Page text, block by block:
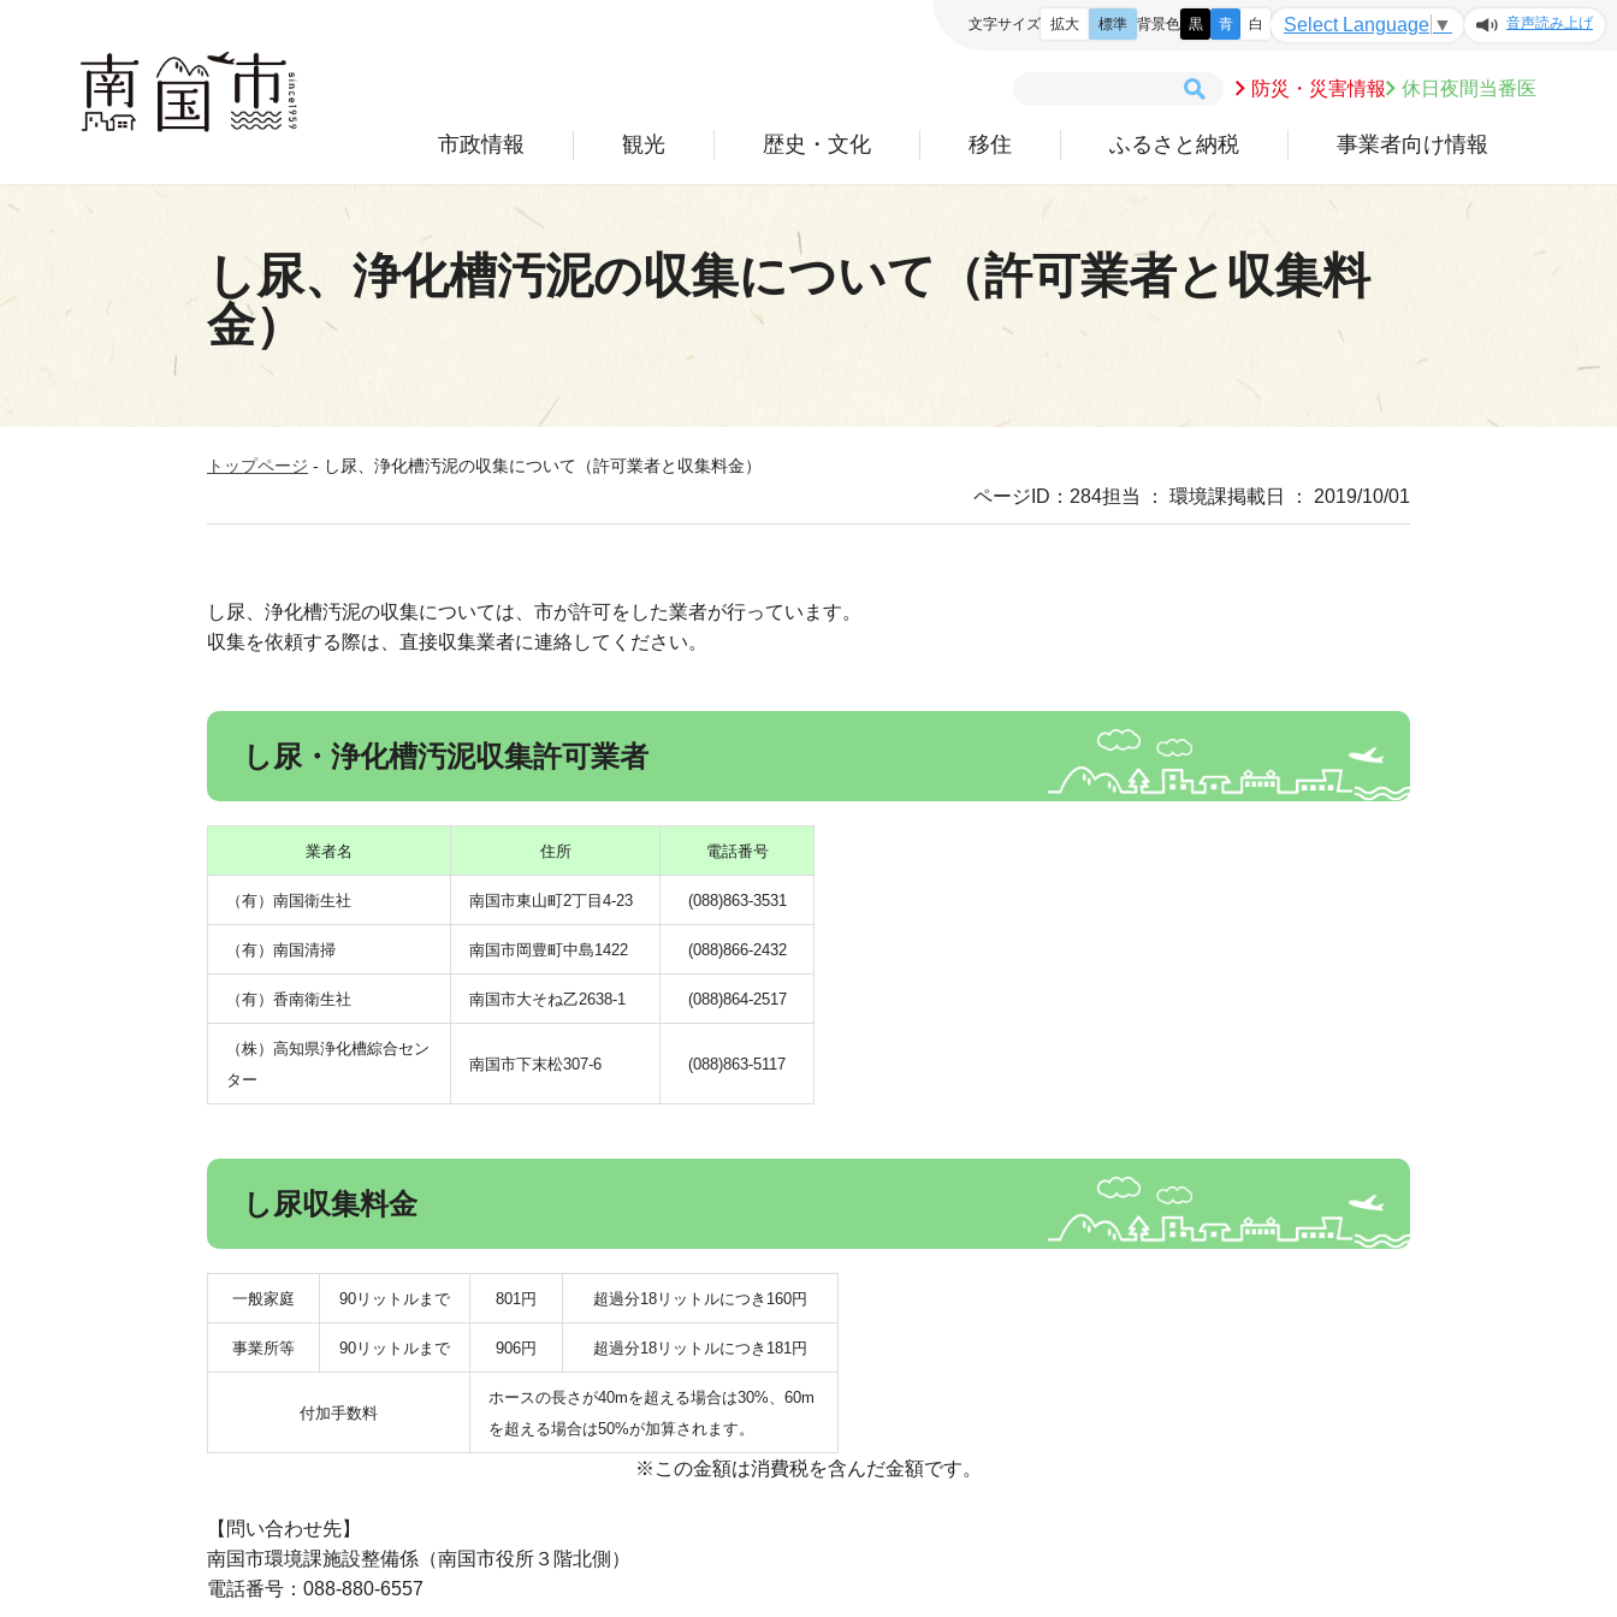
防災・災害情報 休日夜間当番医
市政情報 観光 歴史・文化 移住 ふるさと納税 事業者向け情報
文字サイズ 拡大 標準 背景色 黒 青 白 Select Language ▼ 音声読み上げ
し尿、浄化槽汚泥の収集について（許可業者と収集料
金）
トップページ - し尿、浄化槽汚泥の収集について（許可業者と収集料金）
ページID：284担当 ： 環境課掲載日 ： 2019/10/01
し尿、浄化槽汚泥の収集については、市が許可をした業者が行っています。
収集を依頼する際は、直接収集業者に連絡してください。
し尿・浄化槽汚泥収集許可業者
業者名 住所 電話番号
（有）南国衛生社 南国市東山町2丁目4-23 (088)863-3531
（有）南国清掃 南国市岡豊町中島1422 (088)866-2432
（有）香南衛生社 南国市大そね乙2638-1 (088)864-2517
（株）高知県浄化槽綜合セン
ター
南国市下末松307-6 (088)863-5117
し尿収集料金
一般家庭 90リットルまで 801円 超過分18リットルにつき160円
事業所等 90リットルまで 906円 超過分18リットルにつき181円
付加手数料
ホースの長さが40mを超える場合は30%、60m
を超える場合は50%が加算されます。
※この金額は消費税を含んだ金額です。
【問い合わせ先】
南国市環境課施設整備係（南国市役所３階北側）
電話番号：088-880-6557